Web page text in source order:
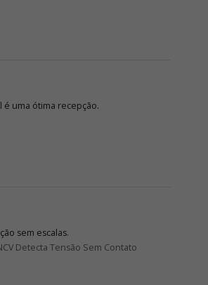
uma ótima recepção.
sem escalas.
Detecta Tensão Sem Contato